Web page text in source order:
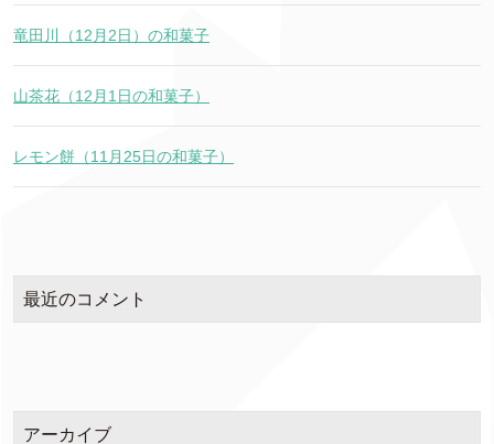
竜田川（12月2日）の和菓子
山茶花（12月1日の和菓子）
レモン餅（11月25日の和菓子）
最近のコメント
アーカイブ